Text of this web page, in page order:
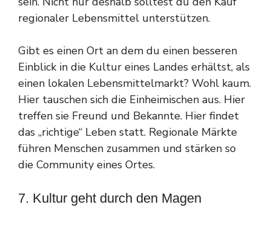
regionaler Lebensmittel unterstützen.
Gibt es einen Ort an dem du einen besseren
Einblick in die Kultur eines Landes erhältst, als
einen lokalen Lebensmittelmarkt? Wohl kaum.
Hier tauschen sich die Einheimischen aus. Hier
treffen sie Freund und Bekannte. Hier findet
das „richtige“ Leben statt. Regionale Märkte
führen Menschen zusammen und stärken so
die Community eines Ortes.
7. Kultur geht durch den Magen